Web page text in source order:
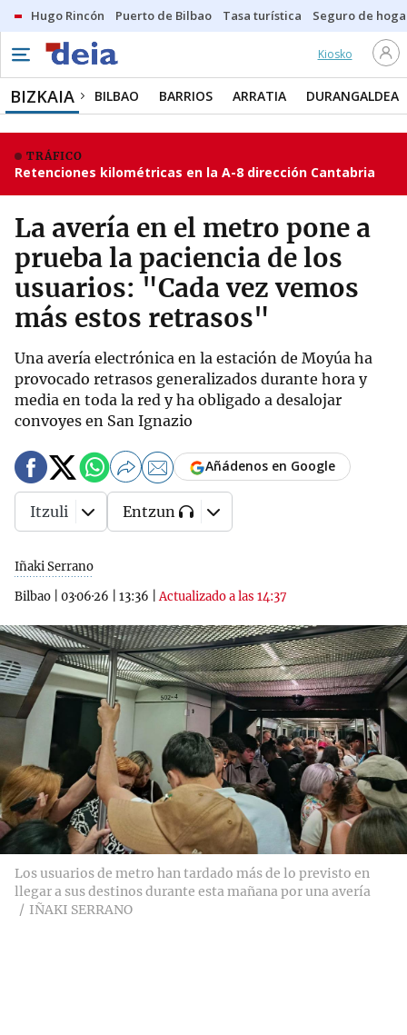
Hugo Rincón Puerto de Bilbao Tasa turística Seguro de
Kiosko
BIZKAIA BILBAO BARRIOS ARRATIA DURANGALDEA
TRÁFICO
Retenciones kilométricas en la A-8 dirección Cantabria
La avería en el metro pone a
prueba la paciencia de los
usuarios: "Cada vez vemos
más estos retrasos"
Una avería electrónica en la estación de Moyúa ha
provocado retrasos generalizados durante hora y
media en toda la red y ha obligado a desalojar
convoyes en San Ignazio
Iñaki Serrano
Bilbao
03·06·26 13:36 |Actualizado a las 14:37
Añádenos en Google
Itzuli Entzun
Los usuarios de metro han tardado más de lo previsto en
llegar a sus destinos durante esta mañana por una avería
IÑAKI SERRANO